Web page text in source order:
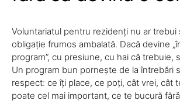
Voluntariatul pentru rezidenți nu ar trebui
obligație frumos ambalată. Dacă devine
program”, cu presiune, cu hai că trebuie,
Un program bun pornește de la întrebări
respect: ce îți place, ce poți, cât vrei, cât
poate cel mai important, ce te bucură